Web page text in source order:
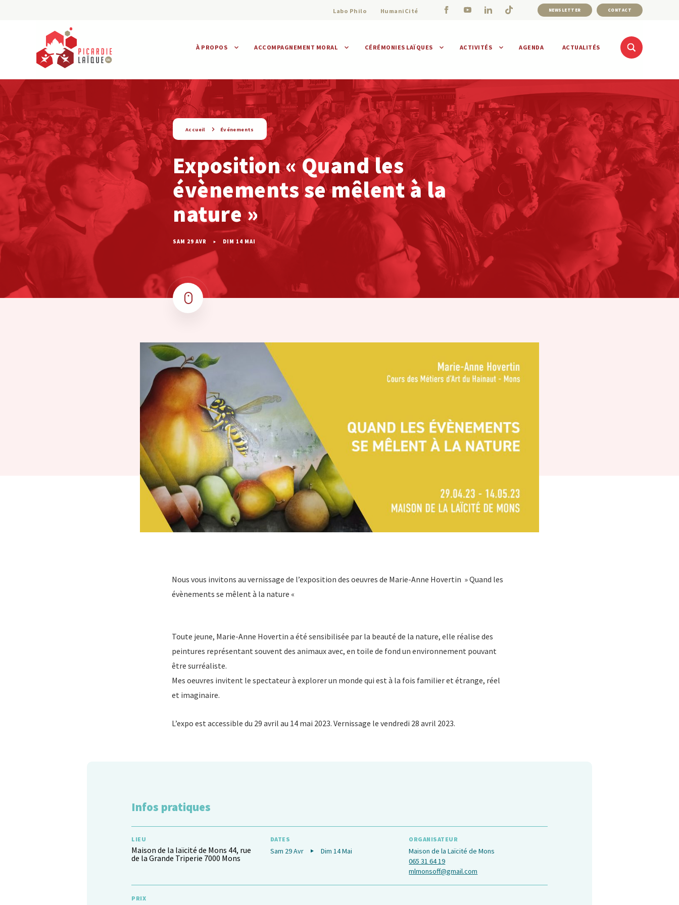
Labo Philo HumaniCité NEWSLETTER CONTACT
À PROPOS ACCOMPAGNEMENT MORAL
Assistance morale Individuelle
Collective
CÉRÉMONIES LAÏQUES ACTIVITÉS AGENDA ACTUALITÉS
string(9) « evenement »
Accueil Événements
Exposition « Quand les
évènements se mêlent à la
nature »
SAM 29 AVR DIM 14 MAI
Nous vous invitons au vernissage de l’exposition des oeuvres de Marie-Anne Hovertin » Quand les
évènements se mêlent à la nature «
Toute jeune, Marie-Anne Hovertin a été sensibilisée par la beauté de la nature, elle réalise des
peintures représentant souvent des animaux avec, en toile de fond un environnement pouvant
être surréaliste.
Mes oeuvres invitent le spectateur à explorer un monde qui est à la fois familier et étrange, réel
et imaginaire.
L’expo est accessible du 29 avril au 14 mai 2023. Vernissage le vendredi 28 avril 2023.
Infos pratiques
LIEU
Maison de la laïcité de Mons 44, rue
de la Grande Triperie 7000 Mons
DATES
Sam 29 Avr Dim 14 Mai
ORGANISATEUR
Maison de la Laïcité de Mons
065 31 64 19
mlmonsoff@gmail.com
PRIX